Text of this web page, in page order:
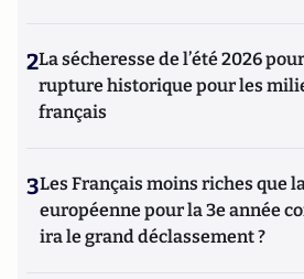
2La sécheresse de l’été 2026
rupture historique pour les
français
3Les Français moins riches que
européenne pour la 3e année
ira le grand déclassement ?